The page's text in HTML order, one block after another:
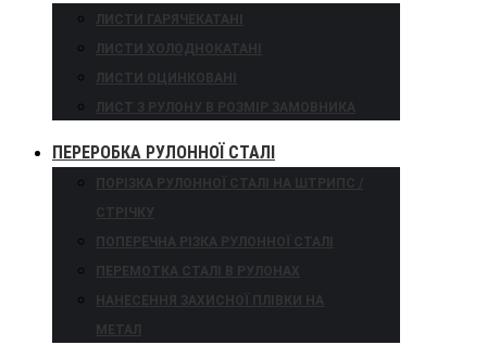
ЛИСТИ ГАРЯЧЕКАТАНІ
ЛИСТИ ХОЛОДНОКАТАНІ
ЛИСТИ ОЦИНКОВАНІ
ЛИСТ З РУЛОНУ В РОЗМІР ЗАМОВНИКА
ПЕРЕРОБКА РУЛОННОЇ СТАЛІ
ПОРІЗКА РУЛОННОЇ СТАЛІ НА ШТРИПС /
СТРІЧКУ
ПОПЕРЕЧНА РІЗКА РУЛОННОЇ СТАЛІ
ПЕРЕМОТКА СТАЛІ В РУЛОНАХ
НАНЕСЕННЯ ЗАХИСНОЇ ПЛІВКИ НА
МЕТАЛ